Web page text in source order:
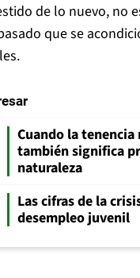
de lo nuevo, no
que se
Cuando la tenencia
también significa
naturaleza
Las cifras de la
desempleo juvenil